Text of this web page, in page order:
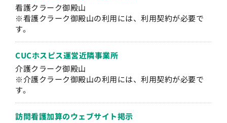
看護クラーク御殿山
※看護クラーク御殿山の利用には、利用契約が必要で
す。
CUCホスピス運営近隣事業所
介護クラーク御殿山
※介護クラーク御殿山の利用には、利用契約が必要で
す。
訪問看護加算のウェブサイト掲示